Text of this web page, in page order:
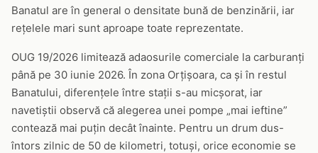
Banatul are în general o densitate bună de benzinării, iar
rețelele mari sunt aproape toate reprezentate.
OUG 19/2026 limitează adaosurile comerciale la carburanți
până pe 30 iunie 2026. În zona Orțișoara, ca și în restul
Banatului, diferențele între stații s-au micșorat, iar
navetiștii observă că alegerea unei pompe „mai ieftine”
contează mai puțin decât înainte. Pentru un drum dus-
întors zilnic de 50 de kilometri, totuși, orice economie se